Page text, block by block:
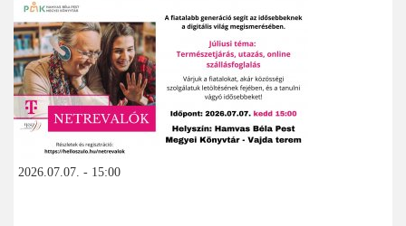
2026.07.07. - 15:00